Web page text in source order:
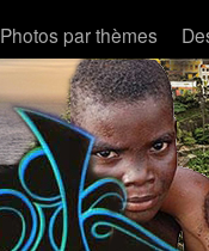
Photos par thèmes